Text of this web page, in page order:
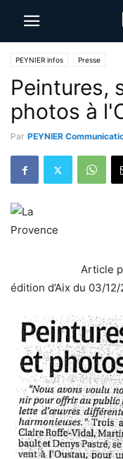
PEYNIER infos Presse
Peintures,
photos à
Par PEYNIER
Article
édition d’Aix du 03/12/